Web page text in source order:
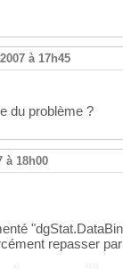
à 17h45
du problème ?
à 18h00
repasser